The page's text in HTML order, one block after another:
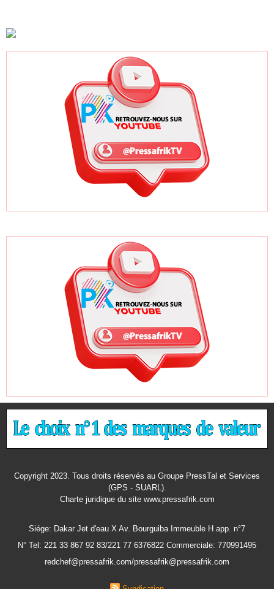
(Police)
Copyright 2023. Tous droits réservés au Groupe PressTal et Services
(GPS - SUARL).
Charte juridiquedu site www.pressafrik.com
Siége: Dakar Jet d'eau X Av. Bourguiba Immeuble H app. n°7
N° Tel: 221 33 867 92 83/221 77 6376822 Commerciale: 770991495
redchef@pressafrik.com/pressafrik@pressafrik.com